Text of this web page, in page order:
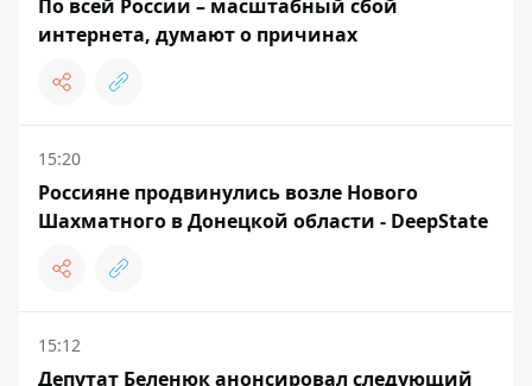
По всей России – масштабный сбой
интернета, думают о причинах
15:20
Россияне продвинулись возле Нового
Шахматного в Донецкой области - DeepState
15:12
Депутат Беленюк анонсировал следующий